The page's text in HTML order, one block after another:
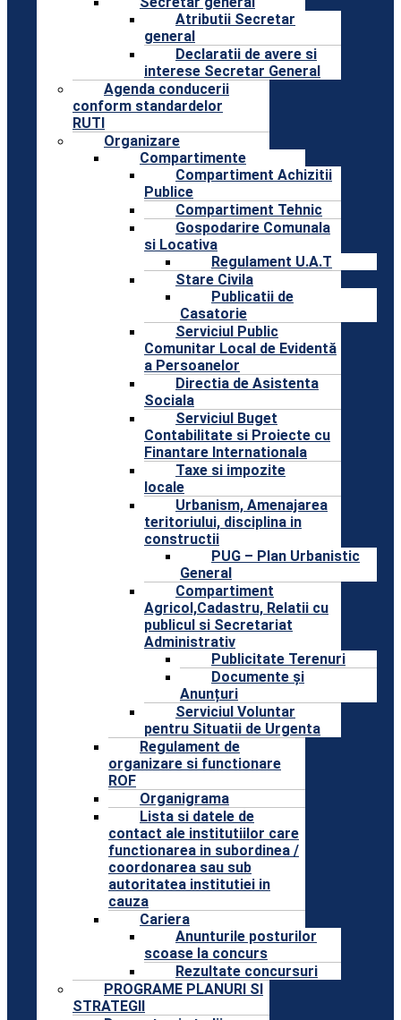
Atributii Secretar
general
Declaratii de avere si
interese Secretar General
Agenda conducerii
conform standardelor
RUTI
Organizare
Compartimente
Compartiment Achizitii
Publice
Compartiment Tehnic
Gospodarire Comunala
si Locativa
Regulament U.A.T
Stare Civila
Publicatii de
Casatorie
Serviciul Public
Comunitar Local de Evidentă
a Persoanelor
Directia de Asistenta
Sociala
Serviciul Buget
Contabilitate si Proiecte cu
Finantare Internationala
Taxe si impozite
locale
Urbanism, Amenajarea
teritoriului, disciplina in
constructii
PUG – Plan Urbanistic
General
Compartiment
Agricol,Cadastru, Relatii cu
publicul si Secretariat
Administrativ
Publicitate Terenuri
Documente și
Anunțuri
Serviciul Voluntar
pentru Situatii de Urgenta
Regulament de
organizare si functionare
ROF
Organigrama
Lista si datele de
contact ale institutiilor care
functionarea in subordinea /
coordonarea sau sub
autoritatea institutiei in
cauza
Cariera
Anunturile posturilor
scoase la concurs
Rezultate concursuri
PROGRAME PLANURI SI
STRATEGII